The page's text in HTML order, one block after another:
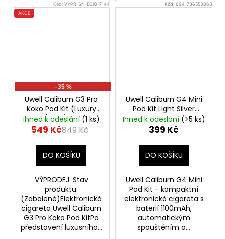
Kód:VYPR-SN-ECIG-7144
AKCE
–35 %
Uwell Caliburn G3 Pro
Koko Pod Kit (Luxury
Gold) - VÝPRODEJ.
Ihned k odeslání (1 ks)
549 Kč849 Kč
DO KOŠÍKU
VÝPRODEJ. Stav
produktu:
(Zabalené)Elektronická
cigareta Uwell Caliburn
G3 Pro Koko Pod KitPo
představení luxusního...
Kód:6941736553863
Uwell Caliburn G4 Mini
Pod Kit Light Silver
Elektronická cigareta
Ihned k odeslání (>5 ks)
399 Kč
DO KOŠÍKU
Uwell Caliburn G4 Mini
Pod Kit - kompaktní
elektronická cigareta s
baterií 1100mAh,
automatickým
spouštěním a...